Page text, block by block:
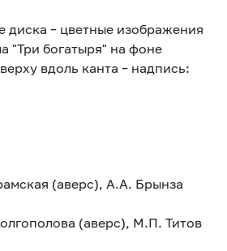
диска – цветные изображения
"Три богатыря" на фоне
вдоль канта – надпись:
(аверс), А.А. Брынза
(аверс), М.П. Титов